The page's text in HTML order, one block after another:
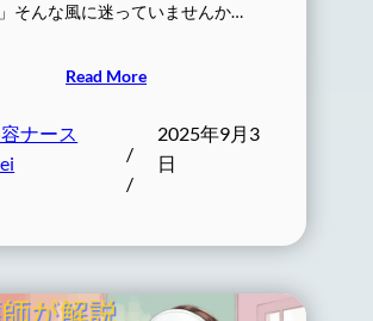
そんな風に迷っていませんか…
Read More
ナース
/
/
2025年9月3
日